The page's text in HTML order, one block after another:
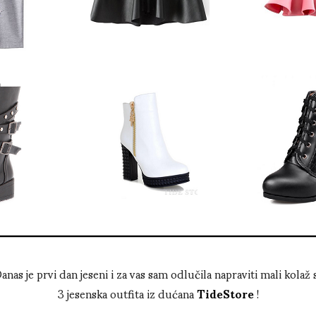
je prvi dan jeseni i za vas sam odlučila napraviti mali kolaž
3 jesenska outfita iz dućanaTideStore!